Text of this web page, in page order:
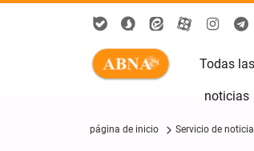
Todas las
noticias
página de inicio Servicio de